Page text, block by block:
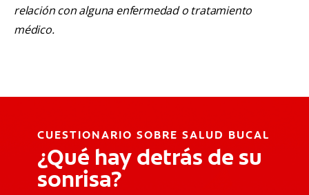
relación con alguna enfermedad o tratamiento
médico.
CUESTIONARIO SOBRE SALUD BUCAL
¿Qué hay detrás de su
sonrisa?